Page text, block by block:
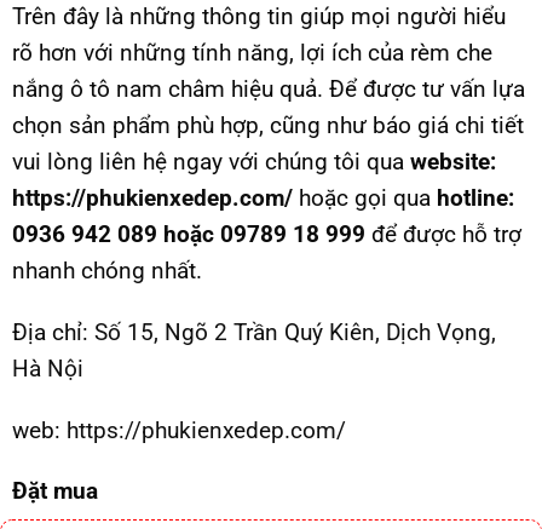
Trên đây là những thông tin giúp mọi người hiểu
rõ hơn với những tính năng, lợi ích của rèm che
nắng ô tô nam châm hiệu quả. Để được tư vấn lựa
chọn sản phẩm phù hợp, cũng như báo giá chi tiết
vui lòng liên hệ ngay với chúng tôi qua website:
https://phukienxedep.com/ hoặc gọi qua hotline:
0936 942 089 hoặc 09789 18 999 để được hỗ trợ
nhanh chóng nhất.
Địa chỉ: Số 15, Ngõ 2 Trần Quý Kiên, Dịch Vọng,
Hà Nội
web: https://phukienxedep.com/
Đặt mua